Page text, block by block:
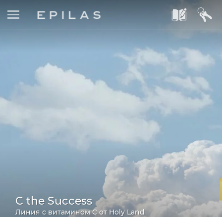
A B
C the Success
Линия с витамином C от Holy Land